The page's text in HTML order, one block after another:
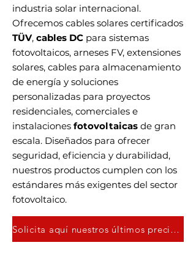
industria solar internacional.
Ofrecemos cables solares certificados
TÜV, cables DC para sistemas
fotovoltaicos, arneses FV, extensiones
solares, cables para almacenamiento
de energía y soluciones
personalizadas para proyectos
residenciales, comerciales e
instalaciones fotovoltaicas de gran
escala. Diseñados para ofrecer
seguridad, eficiencia y durabilidad,
nuestros productos cumplen con los
estándares más exigentes del sector
fotovoltaico.
Solicita aquí nuestros últimos precios y presupuestos